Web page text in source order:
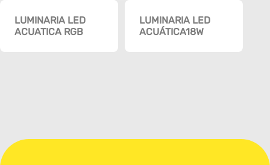
LUMINARIA LED
ACUATICA RGB
LUMINARIA LED
ACUÁTICA18W